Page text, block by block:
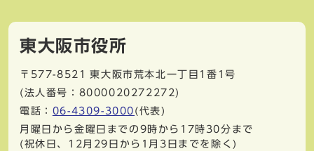
東大阪市役所
〒577-8521
東大阪市荒本北一丁目1番1号
(法人番号：8000020272272)
電話： 06-4309-3000 (代表)
月曜日から金曜日までの9時から17時30分まで
(祝休日、12月29日から1月3日までを除く)